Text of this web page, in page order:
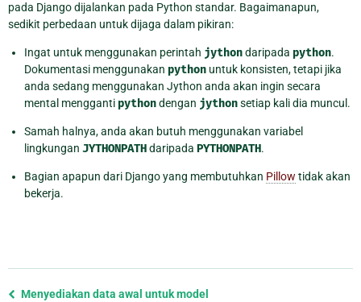
pada Django dijalankan pada Python standar. Bagaimanapun,
sedikit perbedaan untuk dijaga dalam pikiran:
Ingat untuk menggunakan perintah jythondaripada python.
Dokumentasi menggunakan python untuk konsisten, tetapi jika
anda sedang menggunakan Jython anda akan ingin secara
mental mengganti pythondengan jythonsetiap kali dia muncul.
Samah halnya, anda akan butuh menggunakan variabel
lingkungan JYTHONPATHdaripada PYTHONPATH.
Bagian apapun dari Django yang membutuhkan Pillow tidak akan
bekerja.
Previous
Menyediakan data awal untuk model